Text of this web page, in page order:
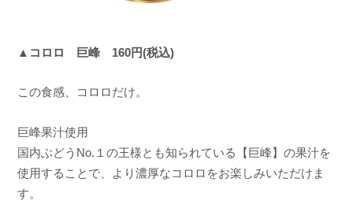
▲コロロ 巨峰 160円(税込)
この食感、コロロだけ。
巨峰果汁使用
国内ぶどうNo.１の王様とも知られている【巨峰】の果汁を
使用することで、より濃厚なコロロをお楽しみいただけま
す。